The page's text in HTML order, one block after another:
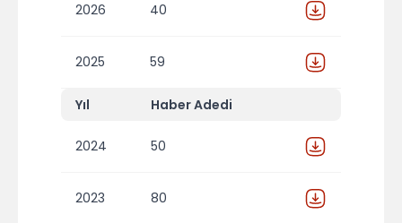
2026 40
2025 59
Yıl Haber Adedi
2024 50
2023 80